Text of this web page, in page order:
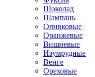
Шоколад
Шампань
Оливковые
Оранжевые
Вишневые
Изумрудные
Венге
Ореховые